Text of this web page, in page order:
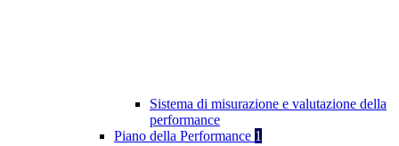
Sistema di misurazione e valutazione della
performance
Piano della Performance 1